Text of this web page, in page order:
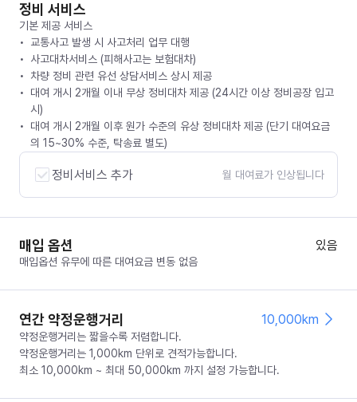
정비 서비스
기본 제공 서비스
교통사고 발생 시 사고처리 업무 대행
사고대차서비스 (피해사고는 보험대차)
차량 정비 관련 유선 상담서비스 상시 제공
대여 개시 2개월 이내 무상 정비대차 제공 (24시간 이상 정비공장 입고
시)
대여 개시 2개월 이후 원가 수준의 유상 정비대차 제공 (단기 대여요금
의 15~30% 수준, 탁송료 별도)
정비서비스 추가 월 대여료가 인상됩니다
매입 옵션 있음
매입옵션 유무에 따른 대여요금 변동 없음
연간 약정운행거리 10,000km
약정운행거리는 짧을수록 저렴합니다.
약정운행거리는 1,000km 단위로 견적가능합니다.
최소 10,000km ~ 최대 50,000km 까지 설정 가능합니다.